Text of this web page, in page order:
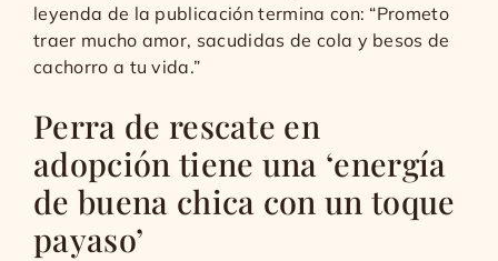
leyenda de la publicación termina con: “Prometo
traer mucho amor, sacudidas de cola y besos de
cachorro a tu vida.”
Perra de rescate en
adopción tiene una ‘energía
de buena chica con un toque
payaso’